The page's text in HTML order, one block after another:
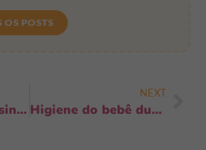
OS POSTS
Como identificar sinais de sobrecarga sensorial: 12 sinais e o que fazer agora
NEXT
Higiene do bebê durante mudanças de estação: 10 estratégias para cuidar da pele